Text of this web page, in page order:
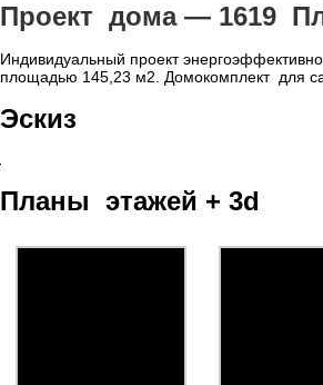
Проект дома — 1619
Индивидуальный проект
площадью 145,23 м2. Домокомплект для
Эскиз
Планы этажей + 3d